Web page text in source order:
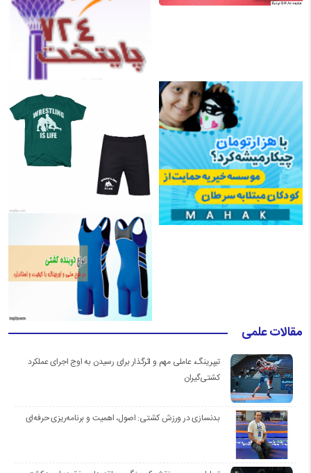
مقالات علمی
تیپرینگ، عاملی مهم و اثرگذار برای رسیدن به اوج اجرای عملکرد
کشتی‌گیران
بدنسازی در ورزش کشتی: اصول، اهمیت و برنامه‌ریزی حرفه‌ای